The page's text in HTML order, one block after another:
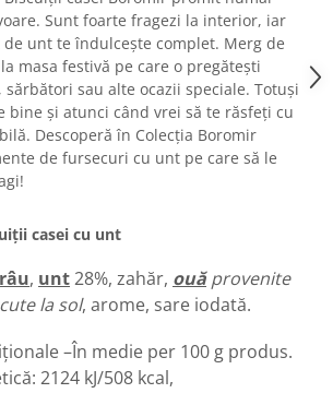
Sunt foarte fragezi la interior, iar
unt te îndulcește complet. Merg de
masa festivă pe care o pregătești
sau alte ocazii speciale. Totuși
bine și atunci când vrei să te răsfeți cu
Descoperă în Colecția Boromir
de fursecuri cu unt pe care să le
casei cu unt
, unt28%, zahăr, ouăprovenite
la sol, arome, sare iodată.
–În medie per 100 g produs.
2124 kJ/508 kcal,